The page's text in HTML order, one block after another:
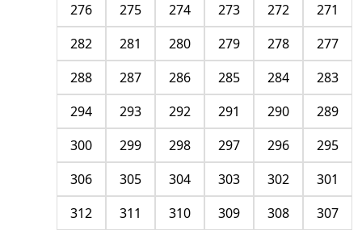
271
272
273
274
275
276
277
278
279
280
281
282
283
284
285
286
287
288
289
290
291
292
293
294
295
296
297
298
299
300
301
302
303
304
305
306
307
308
309
310
311
312